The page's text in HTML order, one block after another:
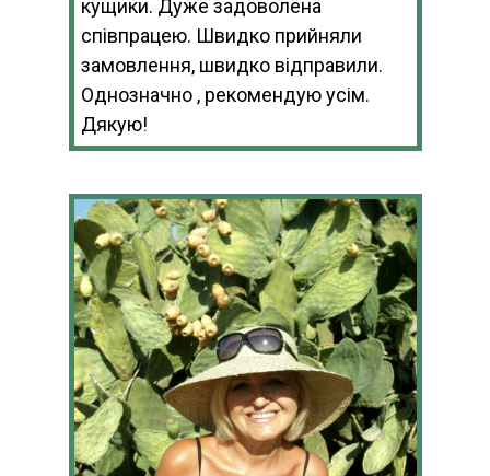
кущики. Дуже задоволена
співпрацею. Швидко прийняли
замовлення, швидко відправили.
Однозначно , рекомендую усім.
Дякую!